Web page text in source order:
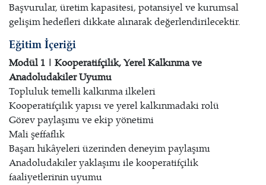
Başvurular, üretim kapasitesi, potansiyel ve kurumsal
gelişim hedefleri dikkate alınarak değerlendirilecektir.
Eğitim İçeriği
Modül 1 | Kooperatifçilik, Yerel Kalkınma ve
Anadoludakiler Uyumu
Topluluk temelli kalkınma ilkeleri
Kooperatifçilik yapısı ve yerel kalkınmadaki rolü
Görev paylaşımı ve ekip yönetimi
Mali şeffaflık
Başarı hikâyeleri üzerinden deneyim paylaşımı
Anadoludakiler yaklaşımı ile kooperatifçilik
faaliyetlerinin uyumu